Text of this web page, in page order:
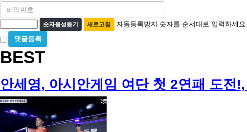
필
수
비
밀
번
호
필
자
동
등
록
지
숫자음성듣기 새로고침 자동등록방지 숫자를 순서대로 입력하세요.
비
밀
글
사
BEST
안세영, 아시안게임 여단 첫 2연패 도전